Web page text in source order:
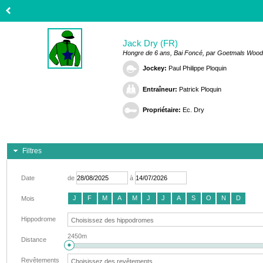
Jack Dry (FR)
Hongre de 6 ans, Bai Foncé, par Goetmals
Jockey: Paul Philippe Ploquin
Entraîneur: Patrick Ploquin
Propriétaire: Ec. Dry
Filtres
Date de à
Mois J F M A M J J A S O N D
Hippodrome
Distance 2450m
Revêtements